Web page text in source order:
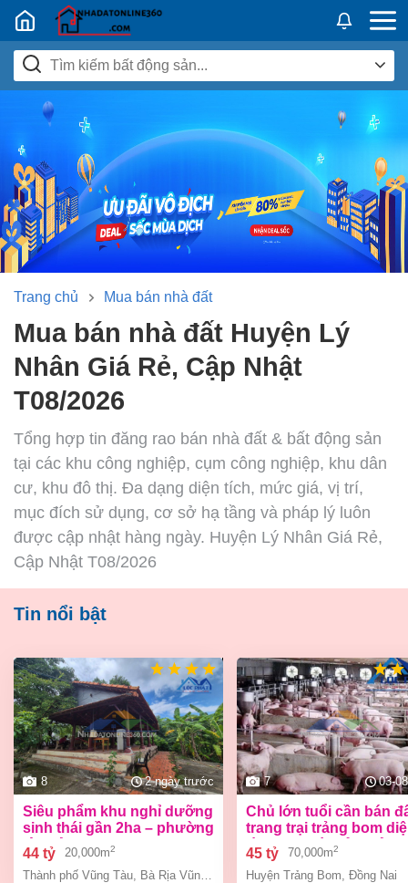
Nhadatban24h.vn
Trang chủ Mua bán nhà đất
Mua bán nhà đất Huyện Lý
Nhân Giá Rẻ, Cập Nhật
T08/2026
Tổng hợp tin đăng rao bán nhà đất & bất động sản
tại các khu công nghiệp, cụm công nghiệp, khu dân
cư, khu đô thị. Đa dạng diện tích, mức giá, vị trí,
mục đích sử dụng, cơ sở hạ tầng và pháp lý luôn
được cập nhật hàng ngày. Huyện Lý Nhân Giá Rẻ,
Cập Nhật T08/2026
Tin nổi bật
8 2 ngày trước
siêu phẩm khu nghỉ dưỡng
sinh thái gần 2ha – phường
tân hải, tp. hcm
44 tỷ 20,000m2
Thành phố Vũng Tàu Bà Rịa Vũng Tàu
7 03-
chủ lớn tuổi cần bán đất
trang trại trảng bom
tích 7ha giá chỉ 45 tỷ (
cũ 60 tỷ)
45 tỷ 70,000m2
Huyện Trảng Bom Đồng Nai